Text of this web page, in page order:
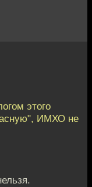
этого
ИМХО не